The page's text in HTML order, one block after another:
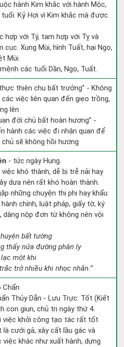
hành Kim khắc với hành Mộc,
Kỷ Hợi vì Kim khắc mà được
hợp với Tý, tam hợp với Tỵ và
cục. Xung Mùi, hình Tuất, hại Ngọ,
Mùi.
các tuổi Dần, Ngọ, Tuất.
thiên chu bất trưởng” - Không
việc liên quan đến gieo trồng,
lên
đới chủ bất hoàn hương” -
hành các việc đi nhận quan để
sẽ không hồi hương
- tức ngày Hung.
khó thành, dễ bị trễ nải hay
dưa nên rất khó hoàn thành.
những chuyện thị phi hay khẩu
chính, luật pháp, giấy tờ, ký
dâng nộp đơn từ không nên vội
bất tường
thấy nửa đường phân ly
một khi
trở nhiều khi nhọc nhằn.”
Chẩn
Thủy Dẫn - Lưu Trực: Tốt (Kiết
con giun, chủ trị ngày thứ 4.
việc khởi công tạo tác rất tốt
là cưới gả, xây cất lầu gác và
việc khác như xuất hành, dựng